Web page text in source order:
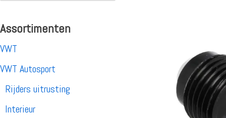
Assortimenten
VWT
VWT Autosport
Rijders uitrusting
Interieur